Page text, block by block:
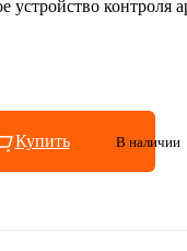
устройство контроля
5
Купить В наличии